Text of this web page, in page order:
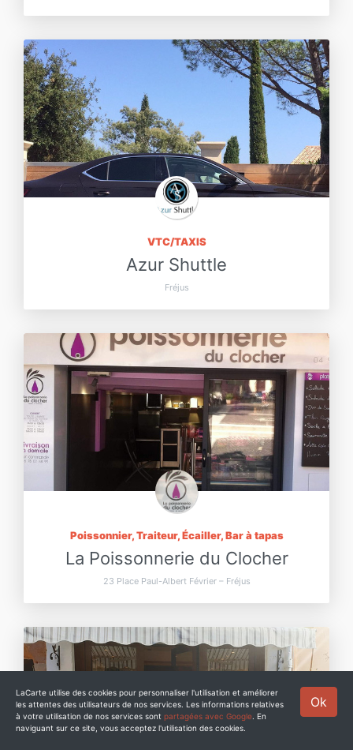
VTC/TAXIS
Azur Shuttle
Fréjus
Poissonnier, Traiteur, Écailler, Bar à tapas
La Poissonnerie du Clocher
23 Place Paul-Albert Février – Fréjus
Ok
LaCarte utilise des cookies pour personnaliser l'utilisation et améliorer
les attentes des utilisateurs de nos services. Les informations relatives
à votre utilisation de nos services sont partagées avec Google . En
naviguant sur ce site, vous acceptez l'utilisation des cookies.